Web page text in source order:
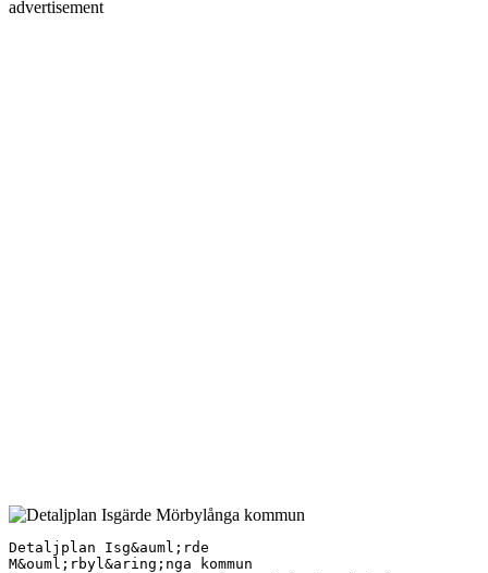
advertisement
Detaljplan Isg&auml;rde M&ouml;rbyl&aring;nga kommun Naturv&auml;rdesinventering och inm&auml;tning av tr&auml;d samt inventering av f&aring;glar, insekter och groddjur 2015-09-15 Titel: Detaljplan Isg&auml;rde, M&ouml;rbyl&aring;nga kommun : Naturv&auml;rdesinventering Datum: 2015-09-15 (uppdaterad 2015-12-07) Kartr&auml;ttigheter: M&ouml;rbyl&aring;nga kommun Omslag: olika bilder fr&aring;n Callunas bes&ouml;k i omr&aring;det under v&aring;ren 2015 Foton i rapporten: H&aring;kan Andersson, H&aring;kan sandsten eller Kristina Kvamme d&auml;r inget annat anges Best&auml;llare: M&ouml;rbyl&aring;nga kommun (Plan- och byggverksamheten, 386 80 M&ouml;rbyl&aring;nga) Best&auml;llarens kontaktperson: Magdalena Andersson Konsult: Calluna AB (Link&ouml;pings slott, 582 28 Link&ouml;ping) Ombud: Anna Sandstr&ouml;m Projektledare: Kristina Kvamme Inventerare: H&aring;kan Andersson (naturv&auml;rden, f&aring;glar, insekter) och H&aring;kan Sandsten (groddjur och fladderm&ouml;ss) Rapportf&ouml;rfattare: H&aring;kan Andersson och H&aring;kan Sandsten Kartor: Vadym Sokol Kvalitetss&auml;kring: Kristina Kvamme och Emma Campbell Intern projektbeteckning: KKE0009 Inneh&aring;ll 1.1 UPPDRAGET ..........................................................................................................................................4 1.2 BAKGRUND ..........................................................................................................................................4 2 METOD .....................................................................................................................................................5 2.1 NATURV&Auml;RDESINVENTERING ...............................................................................................................5 2.2 INM&Auml;TNING AV TR&Auml;D ...........................................................................................................................6 2.3 F&Aring;GELINVENTERING .............................................................................................................................6 2.4 INSEKTSINVENTERING ..........................................................................................................................6 2.5 INVENTERING AV GRODDJUR ................................................................................................................6 3 RESULTAT - NATURV&Auml;RDESINVENTERING ................................................................................7 3.1 SAMMANFATTANDE BESKRIVNING AV PLANOMR&Aring;DET ........................................................................7 3.2 IDENTIFIERADE NATURV&Auml;RDEN............................................................................................................7 3.3 TIDIGARE K&Auml;NDA ARTFYND .................................................................................................................9 4 RESULTAT – &Ouml;VRIGA METODER .....................................................................................................9 4.1 INM&Auml;TNING AV V&Auml;RDEFULLA TR&Auml;D .....................................................................................................9 4.2 F&Aring;GELINVENTERING .............................................................................................................................9 4.3 INSEKTSINVENTERING ........................................................................................................................10 4.4 INVENTERING AV GRODDJUR ..............................................................................................................10 4.5 ARTFYND ...........................................................................................................................................12 5 DISKUSSION ..........................................................................................................................................14 REFERENSER ..........................................................................................................................................16 Bilagor Bilaga 1: Katalog – naturv&auml;rdesobjekt Bilaga 2: Karta – naturv&auml;rden Bilaga 3: Artlista - f&aring;glar 3 1 Inledning 1.1 Uppdraget Milj&ouml;konsultf&ouml;retaget Calluna fick under v&aring;ren 2015 i uppdrag av M&ouml;rbyl&aring;nga kommun att genomf&ouml;ra en naturv&auml;rdesinventering (NVI) enligt standarden SS 199000:2014 (Swedish Standards Institute, 2014a) med utf&ouml;randeniv&aring; medel, samt f&ouml;rdjupade inventeringar av arter ur djurgrupperna groddjur, f&aring;glar och insekter. Syftet med uppdraget var att ut&ouml;ka kunskaperna om inventeringsomr&aring;dets naturv&auml;rden och arter. Denna rapport beskriver inventeringarnas resultat och slutsatser, och &auml;r t&auml;nkt att fungera som underlag inf&ouml;r den fortsatta planeringen av en detaljplan f&ouml;r omr&aring;det och till den milj&ouml;konsekvensbeskrivning (MKB) som ska uppr&auml;ttas f&ouml;r planen. 1.2 Bakgrund M&ouml;rbyl&aring;nga kommun h&aring;ller p&aring; att ta fram en detaljplan f&ouml;r ny bostadsbebyggelse vid Isg&auml;rde som ligger alldeles s&ouml;der om Stora R&ouml;r vid &Ouml;lands v&auml;stra kust, figur 1. Planen omfattar maximalt sju bostadsfastigheter inom ett omr&aring;de som idag utg&ouml;rs av l&ouml;vskog. Syftet med planen &auml;r att &auml;ndra &auml;ndam&aring;l fr&aring;n barnkoloni till bostad och m&ouml;jligg&ouml;ra byggnation av friliggande bost&auml;der. Syftet &auml;r ocks&aring; att m&ouml;jligg&ouml;ra utbyggnad av VA-n&auml;tet f&ouml;r planomr&aring;det samt f&ouml;r de fastigheter utefter Isg&auml;rdev&auml;gen som saknar kommunalt vatten och avlopp och att skydda v&auml;rdefull natur inom omr&aring;det. Figur 1. Kartan visar utredningsomr&aring;det f&ouml;r MKB:n, vilket f&ouml;resl&aring;s vara detsamma som planomr&aring;det Isg&auml;rde (markerat med r&ouml;d gr&auml;ns i lilla f&ouml;rstorade kartan). 4 2 Metod 2.1 Naturv&auml;rdesinventering Naturv&auml;rdesinventeringen har skett enligt Svensk Standard SIS (2014a) och Svensk Standard SIS (2014b), utf&ouml;randeniv&aring; Medel, vilket inneb&auml;r att den minsta obligatoriska karteringsenheten var 0,1 ha eller ett linjeformat objekt med en l&auml;ngd p&aring; minst 50 m och en bredd p&aring; 0,5 m eller mer. F&auml;ltbes&ouml;ken genomf&ouml;rdes 15-16 juni 2015. Omr&aring;det inventerades enligt standarden, f&ouml;rutom att en flygbildstolkning av omr&aring;det inte gjordes. Anledningen till detta &auml;r inventeringsomr&aring;dets lilla yta. Det omr&aring;de som var aktuellt f&ouml;r inventeringen visas p&aring; figur 2. Planomr&aring;de Source: Esri, DigitalGlobe, GeoEye, Earthstar Geographics, CNES/Airbus DS, USDA, USGS, AEX, Getmapping, Aerogrid, IGN, IGP, swisstopo, and the GIS User Community; Esri, HERE, DeLorme, TomTom, MapmyIndia, &copy; OpenStreetMap contributors, and the GIS user community 0 Plangr&auml;ns 15 30 45 60 m / 2015-05-20 Figur 2. Plangr&auml;nsen motsvarar inventeringsomr&aring;det. De tv&aring; aspekter som bed&ouml;mdes vid inventeringen var biotopv&auml;rde och artv&auml;rde. Enligt standarden omfattar biotopv&auml;rdet biotopkvalitet samt s&auml;llsynthet och hot. F&ouml;r arter gjordes bed&ouml;mningen av f&ouml;rekomst av naturv&aring;rdsarter, r&ouml;dlistade arter, hotade arter samt artrikedom. Naturv&aring;rdsarter omfattar bl.a. skogliga signalarter, indikatorarter f&ouml;r &auml;ng och bete, men ocks&aring; arter som lyfts fram av konsulten, tillsammans med en motivering. 5 2.2 Inm&auml;tning av tr&auml;d I samband med naturv&auml;rdesinventeringen m&auml;ttes v&auml;rdefulla tr&auml;d in. Detta skedde med en iPad med programmet Collector. Inm&auml;tningen skedde med en GPS som finns i programmet. I skogsmark kan det &auml;nd&aring; vara sv&aring;rt att f&aring; en korrekt punkt f&ouml;r ett tr&auml;d, varf&ouml;r en viss felmarginal m&aring;ste accepteras. 2.3 F&aring;gelinventering F&aring;gelinventeringen utf&ouml;rdes med en punkttaxering. Anledningen till detta var dels att omr&aring;det var litet, dels att det bitvis var mycket sv&aring;rframkomligt och att det d&auml;rf&ouml;r bed&ouml;mdes att f&aring;glarna skulle st&ouml;ras av det bullriga framtr&auml;ngandet i skogen. Punkttaxeringen skedde fr&aring;n fyra punkter j&auml;mt f&ouml;rdelade &ouml;ver ytan. Bes&ouml;k genomf&ouml;rdes vid tv&aring; tillf&auml;llen, 25-26 maj och 15-17 juni 2015. Vi b&aring;da tillf&auml;llena gjordes inventeringsbes&ouml;k b&aring;de morgon och kv&auml;ll. Arter som noterades revirh&auml;vdande (sjungande hanar) noterades. En uppskattning av antalet sjungande hanar gjordes ocks&aring;. Inventeringen sammanfattades d&auml;refter i en tabell. 2.4 Insektsinventering Insektsinventeringen genomf&ouml;rdes genom fritt efters&ouml;k med fr&auml;mst h&aring;vning. Dagfj&auml;rilar, humlor och andra gaddsteklar, skalbaggar och blomflugor var de insektsgrupper som fr&auml;mst efters&ouml;ktes. Det substrat som fr&auml;mst genoms&ouml;ktes var blommor, men &auml;ven d&ouml;d ved. Bes&ouml;k genomf&ouml;rdes vid tv&aring; tillf&auml;llen, 25-26 maj och 15-17 juni 2015. Vi b&aring;da tillf&auml;llena gjordes inventeringsbes&ouml;ken dagtid vid varmt och soligt v&auml;der. 2.5 Inventering av groddjur Omr&aring;det efters&ouml;ktes p&aring; lekvatten f&ouml;r l&aring;ngbensgroda v&aring;ren 2015. Omr&aring;det som planeras f&ouml;r exploatering bes&ouml;ktes dagtid den 25 mars 2015 av Robert Bj&ouml;rklind och 10 april 2015 av H&aring;kan Sandsten. Omr&aring;det str&ouml;vades igenom och lekvatten efters&ouml;ktes. Den n&auml;rliggande nyckelbiotopen, som beskrivs i L&auml;nsstyrelsens naturv&aring;rdsplan (L&auml;nsstyrelsen 2001) genomstr&ouml;vades mer &ouml;versiktligt 25 mars, och omr&aring;det norr om Isg&auml;rde 4:47 unders&ouml;ktes &ouml;versiktligt 10 april. Kontakt med den n&auml;rboende Tin Eriksson togs b&aring;da datumen och hon visade potentiella lekv